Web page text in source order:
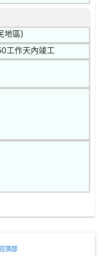
地區)
工作天內竣工
頂部